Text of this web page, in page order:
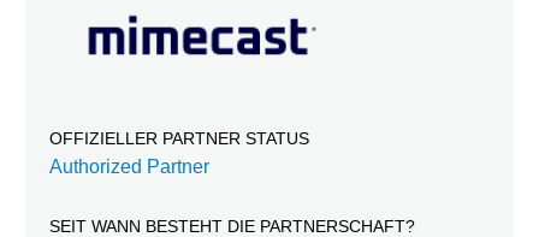
OFFIZIELLER PARTNER STATUS
Authorized Partner
SEIT WANN BESTEHT DIE PARTNERSCHAFT?